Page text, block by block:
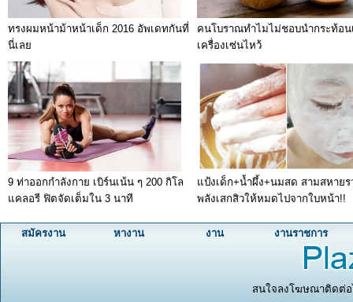
ทรงผมหน้าม้าหน้าเด็ก 2016 อัพเดทกันที่
นี่เลย
คนโบราณทำไมไม่ชอบนำกระท้อน
เครื่องเซ่นไหว้
9 ท่าออกกำลังกาย เบิร์นเน้น ๆ 200 กิโล
แคลอรี ฟิตจัดเต็มใน 3 นาที
แป้งเด็ก+น้ำผึ้ง+นมสด สามสหายร
พลังเสกสิวให้หมดไปจากใบหน้า!!
สมัครงาน หางาน งาน งานราชการ
สนใจลงโฆษณาติดต่อ